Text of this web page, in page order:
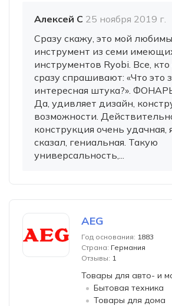
Алексей С 25 ноября 2019 г.
Сразу скажу, это мой
инструмент из семи
инструментов Ryobi. Все,
сразу спрашивают: «Что это
интересная штука?».
Да, удивляет дизайн,
возможности.
конструкция очень удачная,
сказал, гениальная. Такую
универсальность,...
AEG
Год основания: 1883
Страна: Германия
Отзывы: 1
Товары для авто- и
Бытовая техника
Товары для дома